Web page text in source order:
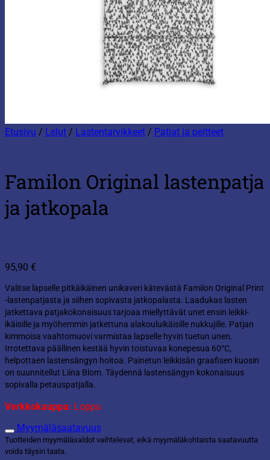
Etusivu / Lelut / Lastentarvikkeet / Patjat ja peitteet
Familon Original lastenpatja
ja jatkopala
95,90 €
Valitse lapselle pitkäikäinen unikaveri kätevästä Familon Original Print
-lastenpatjasta ja siihen sopivasta jatkopalasta. Laadukas lasten
jatkettava patjakokonaisuus tarjoaa miellyttävät unet ensin leikki-
ikäisille ja myöhemmin jatkettuna alakouluikäisille nukkujille. Patjan
kimmoisa vaahtomuovi varmistaa lapselle hyvin tuetun unen.
Irrotettava päällinen kestää hyvin toistuvaa konepesua 60°C,
helpottaen lastensängyn hoitoa. Painetun leikkisän graafisen kuosin
on suunnitellut Liina Blom. Täydennä lastensängyn kokonaisuus
sopivalla petauspatjalla.
Verkkokauppa: Loppu
Myymäläsaatavuus
Tuotteiden myymäläsaldot vaihtelevat, eikä myymäläkohtaista saatavuutta
voida täysin taata.